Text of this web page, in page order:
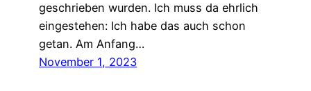
geschrieben wurden. Ich muss da ehrlich
eingestehen: Ich habe das auch schon
getan. Am Anfang…
November 1, 2023